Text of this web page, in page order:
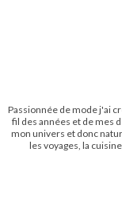
Passionnée de mode j'ai
fil des années et de mes
mon univers et donc
les voyages, la